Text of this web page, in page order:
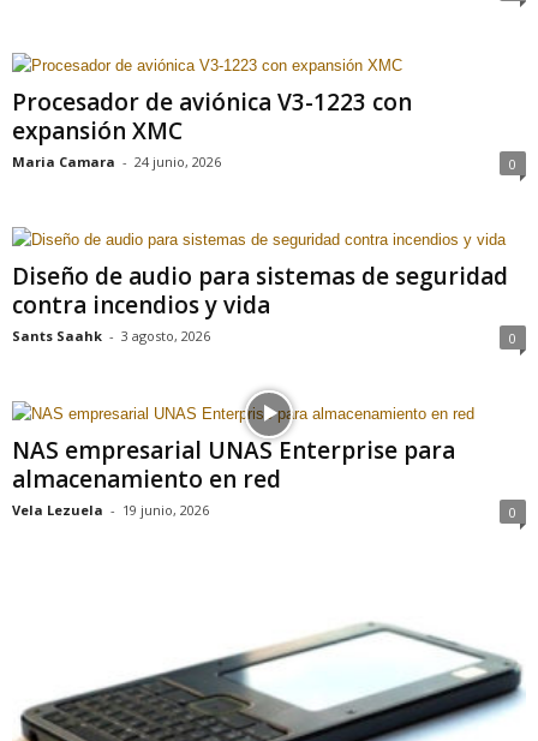
Procesador de aviónica V3-1223 con
expansión XMC
Maria Camara - 24 junio, 2026 0
Diseño de audio para sistemas de seguridad
contra incendios y vida
Sants Saahk - 3 agosto, 2026 0
NAS empresarial UNAS Enterprise para
almacenamiento en red
Vela Lezuela - 19 junio, 2026 0